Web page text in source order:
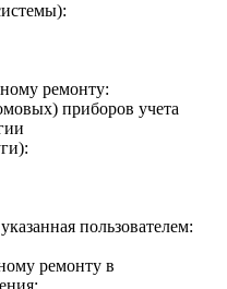
ремонту:
приборов учета
пользователем:
ремонту в